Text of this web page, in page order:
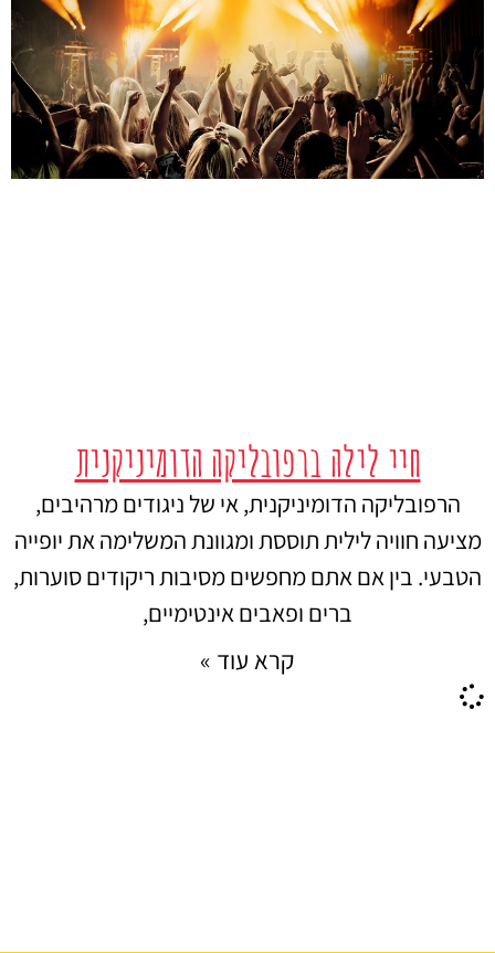
חיי לילה ברפובליקה הדומיניקנית
הרפובליקה הדומיניקנית, אי של ניגודים מרהיבים,
מציעה חוויה לילית תוססת ומגוונת המשלימה את יופייה
הטבעי. בין אם אתם מחפשים מסיבות ריקודים סוערות,
ברים ופאבים אינטימיים,
קרא עוד »